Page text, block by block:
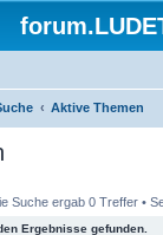
Aktive Themen
Suche ergab 0 Treffer •
Ergebnisse gefunden.